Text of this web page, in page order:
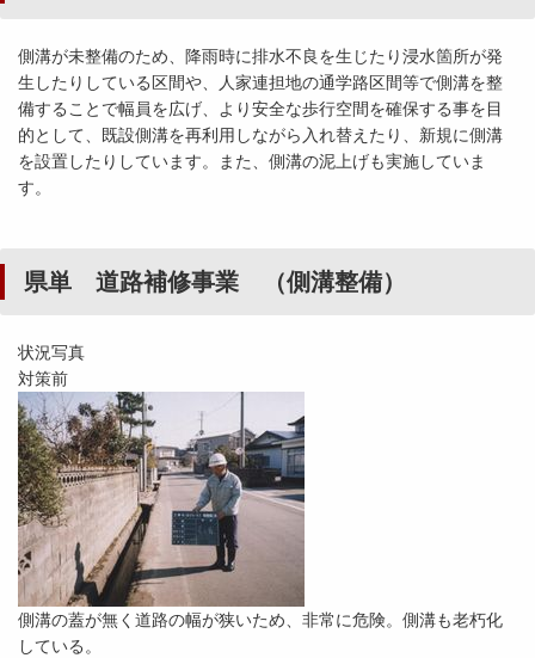
側溝が未整備のため、降雨時に排水不良を生じたり浸水箇所が発
生したりしている区間や、人家連担地の通学路区間等で側溝を整
備することで幅員を広げ、より安全な歩行空間を確保する事を目
的として、既設側溝を再利用しながら入れ替えたり、新規に側溝
を設置したりしています。また、側溝の泥上げも実施していま
す。
県単 道路補修事業 （側溝整備）
状況写真
対策前
側溝の蓋が無く道路の幅が狭いため、非常に危険。側溝も老朽化
している。